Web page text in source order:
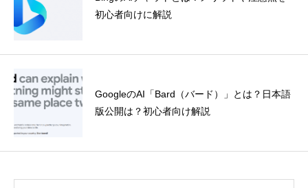
初心者向けに解説
GoogleのAI「Bard（バード）」とは？日本語
版公開は？初心者向け解説